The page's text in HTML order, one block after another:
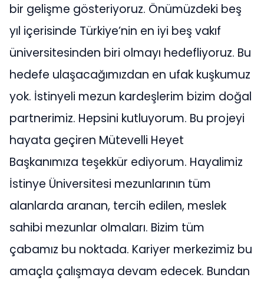
bir gelişme gösteriyoruz. Önümüzdeki beş
yıl içerisinde Türkiye’nin en iyi beş vakıf
üniversitesinden biri olmayı hedefliyoruz. Bu
hedefe ulaşacağımızdan en ufak kuşkumuz
yok. İstinyeli mezun kardeşlerim bizim doğal
partnerimiz. Hepsini kutluyorum. Bu projeyi
hayata geçiren Mütevelli Heyet
Başkanımıza teşekkür ediyorum. Hayalimiz
İstinye Üniversitesi mezunlarının tüm
alanlarda aranan, tercih edilen, meslek
sahibi mezunlar olmaları. Bizim tüm
çabamız bu noktada. Kariyer merkezimiz bu
amaçla çalışmaya devam edecek. Bundan